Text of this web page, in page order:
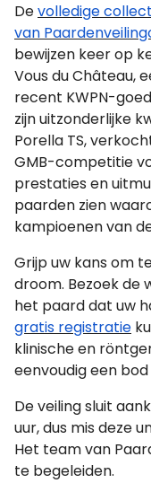
Devolledige
van
bewijzen keer op
Vous du Château,
recent KWPN-
zijn uitzonderlijke
Porella TS,
GMB-competitie
prestaties en
paarden zien
kampioenen van
Grijp uw kans om
droom. Bezoek de
het paard dat uw
gratis registratie
klinische en
eenvoudig een
De veiling sluit
uur, dus mis deze
Het team van
te begeleiden.